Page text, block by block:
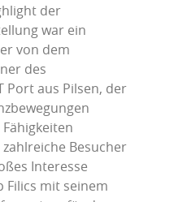
der
war ein
von dem
des
Port aus Pilsen, der
Besucher
Interesse
Filics mit seinem